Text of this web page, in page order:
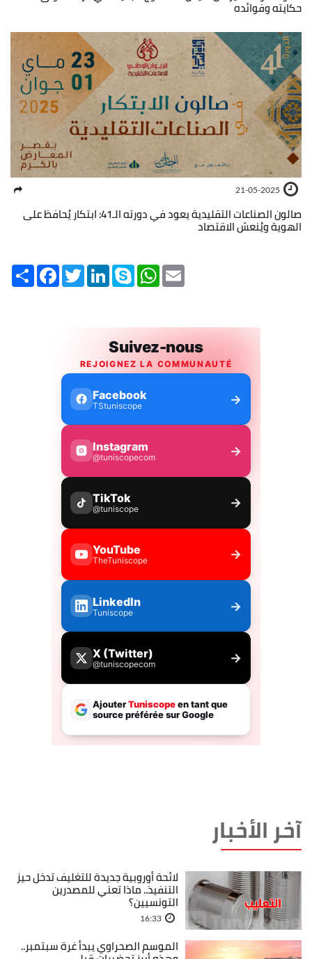
حكايته وفوائده
21-05-2025
صالون الصناعات التقليدية يعود في دورته الـ41: ابتكار يُحافظ على
الهوية ويُنعش الاقتصاد
Share FacebookTwitterLinkedInSkype WhatsApp
آخر الأخبار
لائحة أوروبية جديدة للتغليف تدخل حيز
التنفيذ.. ماذا تعني للمصدرين
التونسيين؟
16:33
الموسم الصحراوي يبدأ غرة سبتمبر..